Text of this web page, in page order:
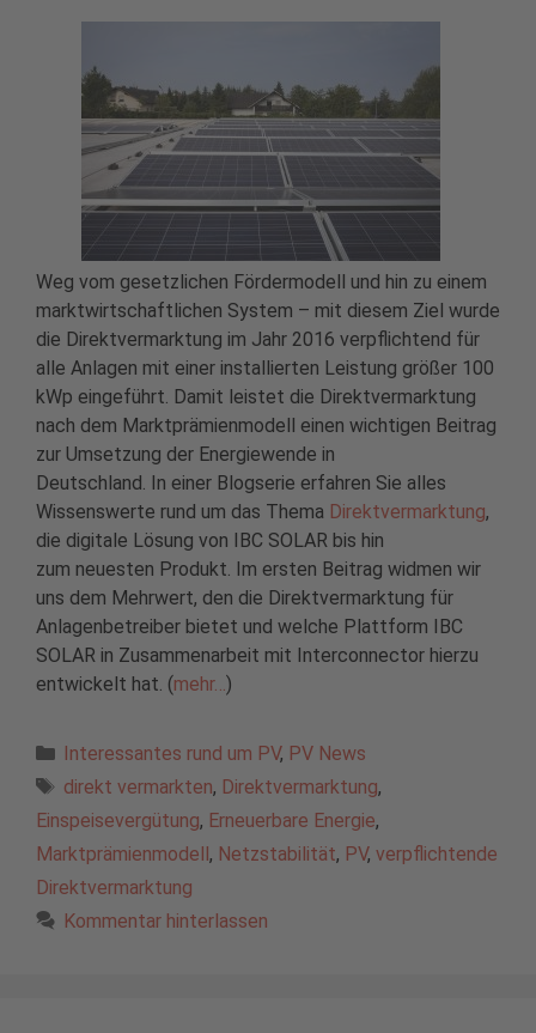
Weg vom gesetzlichen Fördermodell und hin zu einem
marktwirtschaftlichen System – mit diesem Ziel wurde
die Direktvermarktung im Jahr 2016 verpflichtend für
alle Anlagen mit einer installierten Leistung größer 100
kWp eingeführt. Damit leistet die Direktvermarktung
nach dem Marktprämienmodell einen wichtigen Beitrag
zur Umsetzung der Energiewende in
Deutschland. In einer Blogserie erfahren Sie alles
Wissenswerte rund um das Thema Direktvermarktung,
die digitale Lösung von IBC SOLAR bis hin
zum neuesten Produkt. Im ersten Beitrag widmen wir
uns dem Mehrwert, den die Direktvermarktung für
Anlagenbetreiber bietet und welche Plattform IBC
SOLAR in Zusammenarbeit mit Interconnector hierzu
entwickelt hat. (mehr…)
Kategorien
Interessantes rund um PV, PV News
Schlagwörter
direkt vermarkten, Direktvermarktung,
Einspeisevergütung, Erneuerbare Energie,
Marktprämienmodell , Netzstabilität, PV, verpflichtende
Direktvermarktung
Kommentar hinterlassen